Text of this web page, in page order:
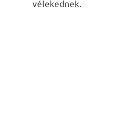
vélekednek.